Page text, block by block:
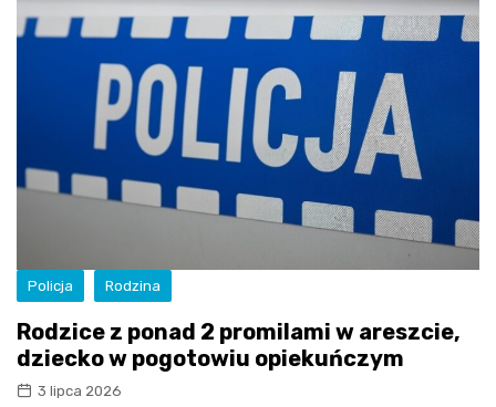
Policja Rodzina
Rodzice z ponad 2 promilami w areszcie,
dziecko w pogotowiu opiekuńczym
3 lipca 2026